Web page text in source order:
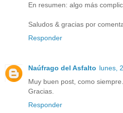
En resumen: algo más
Saludos & gracias por
Responder
Naúfrago del Asfalto lunes,
Muy buen post, como siempre.
Gracias.
Responder